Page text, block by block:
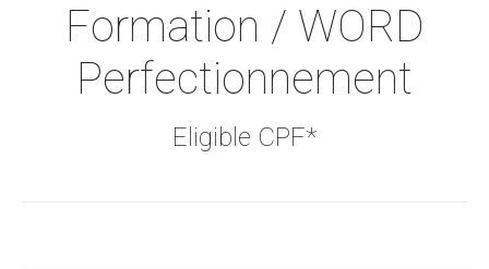
Formation / WORD
Perfectionnement
Eligible CPF*